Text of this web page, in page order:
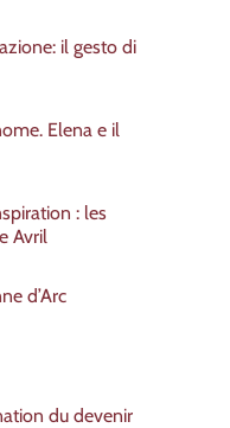
il gesto di
Elena e il
: les
Avril
d’Arc
du devenir